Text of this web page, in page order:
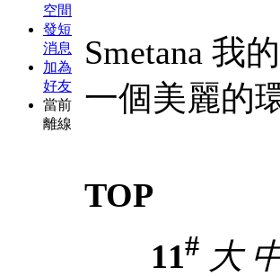
空間
發短
消息
加為
好友
當前
離線
Smetana 我
一個美麗的
TOP
11# 大